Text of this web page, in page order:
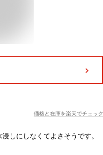
価格と在庫を楽天でチェック
しにしなくてよさそうです。